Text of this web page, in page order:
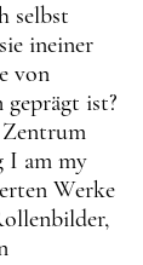
selbst
ineiner
von
ist?
Zentrum
I am my
Werke